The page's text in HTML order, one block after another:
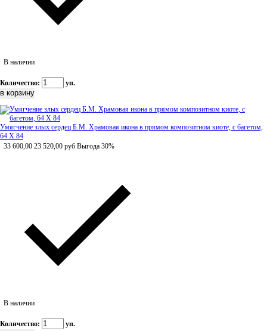
В наличии
Количество: уп.
Умягчение злых сердец Б.М. Храмовая икона в прямом композитном киоте, с багетом,
64 Х 84
33 600,00 23 520,00 руб Выгода 30%
В наличии
Количество: уп.